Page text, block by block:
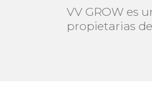
VV GROW es
propietarias